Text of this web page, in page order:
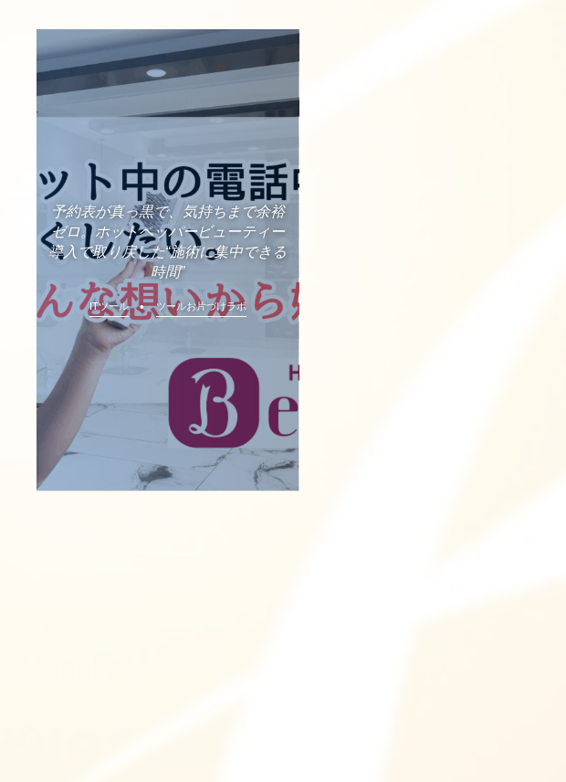
予約表が真っ黒で、気持ちまで余裕
ゼロ。ホットペッパービューティー
導入で取り戻した“施術に集中できる
時間”
ITツール ツールお片づけラボ